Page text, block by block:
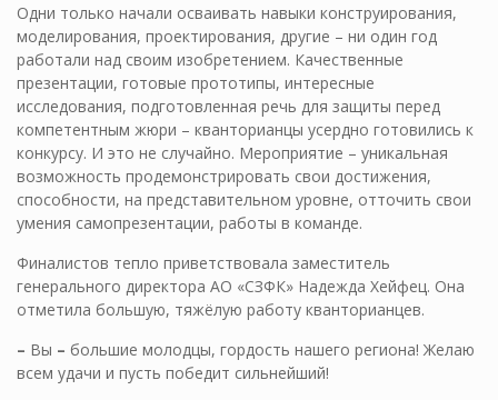
Одни только начали осваивать навыки конструирования,
моделирования, проектирования, другие – ни один год
работали над своим изобретением. Качественные
презентации, готовые прототипы, интересные
исследования, подготовленная речь для защиты перед
компетентным жюри – кванторианцы усердно готовились к
конкурсу. И это не случайно. Мероприятие – уникальная
возможность продемонстрировать свои достижения,
способности, на представительном уровне, отточить свои
умения самопрезентации, работы в команде.
Финалистов тепло приветствовала заместитель
генерального директора АО «СЗФК» Надежда Хейфец. Она
отметила большую, тяжёлую работу кванторианцев.
– Вы – большие молодцы, гордость нашего региона! Желаю
всем удачи и пусть победит сильнейший!